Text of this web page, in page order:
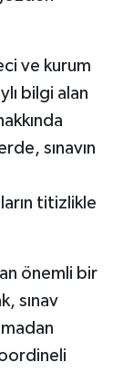
ve kurum
bilgi alan
sınavın
titizlikle
önemli bir
sınav